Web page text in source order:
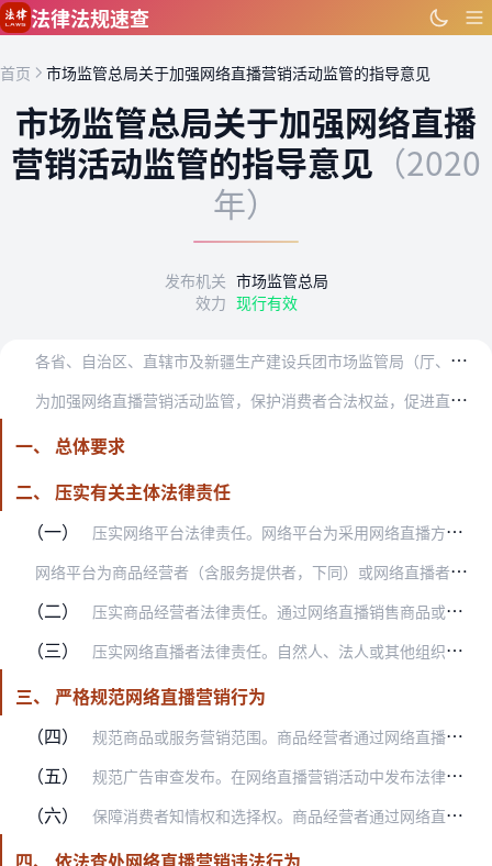
跳到主要内容
法律法规速查
首页 市场监管总局关于加强网络直播营销活动监管的指导意见
市场监管总局关于加强网络直播
营销活动监管的指导意见 （2020
年）
发布机关 市场监管总局
效力 现行有效
各
省、自治区、直辖市及新疆生产建设兵团市场监管局（厅、委）：
为
加强网络直播营销活动监管，保护消费者合法权益，促进直播营销新业态健康发展，依据有关法律、行政法规和市场监管部门职责，现提出以下意见。
一、 总体要求
二、 压实有关主体法律责任
（一）
压实网络平台法律责任。网络平台为采用网络直播方式销售商品或提供服务的经营者提供网络经营场所、交易撮合、信息发布等服务，供交易双方或多方独立开展交易活动的，特别是…
网
络平台为商品经营者（含服务提供者，下同）或网络直播者提供付费导流等服务，对网络直播营销活动进行宣传、推广，构成商业广告的，应按照《广告法》规定履行广告发布者或…
（二）
压实商品经营者法律责任。通过网络直播销售商品或提供服务，应按照《电子商务法》、《消费者权益保护法》、《反不正当竞争法》、《产品质量法》、《食品安全法》、《广告法…
（三） 压实网络直播者法律责任。自然人、法人或其他组织采用网络直播方式对商品或服务的性能、功能、质量、销售状况、用户评价、曾获荣誉等作宣传，应当真实、合法，符合《反不正…
三、 严格规范网络直播营销行为
（四）
规范商品或服务营销范围。商品经营者通过网络直播销售商品或提供服务，应遵守相关法律法规，建立并执行商品进货检查验收制度。不得通过网络直播销售法律、法规规定禁止生产…
（五） 规范广告审查发布。在网络直播营销活动中发布法律、行政法规规定应进行发布前审查的广告，应严格遵守广告审查有关规定。未经审查不得发布医疗、药品、医疗器械、农药、兽药…
（六） 保障消费者知情权和选择权。商品经营者通过网络直播销售商品或者服务的，应当在其网店首页显著位置，持续公示营业执照信息、与其经营业务有关的行政许可信息，并向消费者提…
四、 依法查处网络直播营销违法行为